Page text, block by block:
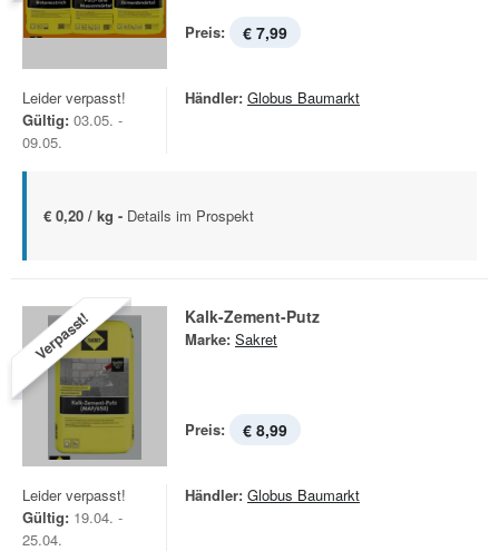
Preis: € 7,99
Leider verpasst!
Gültig: 03.05. -
09.05.
Händler: Globus Baumarkt
€ 0,20 / kg - Details im Prospekt
Verpasst! Kalk-Zement-Putz
Marke: Sakret
Preis: € 8,99
Leider verpasst!
Gültig: 19.04. -
25.04.
Händler: Globus Baumarkt